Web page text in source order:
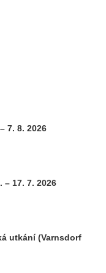
7. 8. 2026
– 17. 7. 2026
utkání (Varnsdorf